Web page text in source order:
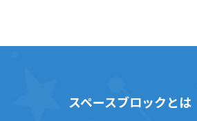
スペースブロックとは